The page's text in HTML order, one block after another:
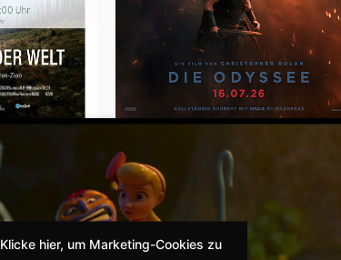
Klicke hier, um Marketing-Cookies zu